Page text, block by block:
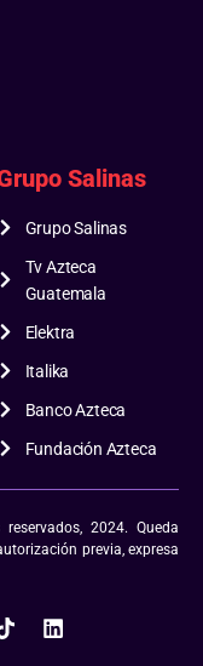
Salinas
Grupo Salinas
Tv Azteca
Guatemala
Elektra
Italika
Banco Azteca
Fundación Azteca
2024. Queda
previa, expresa